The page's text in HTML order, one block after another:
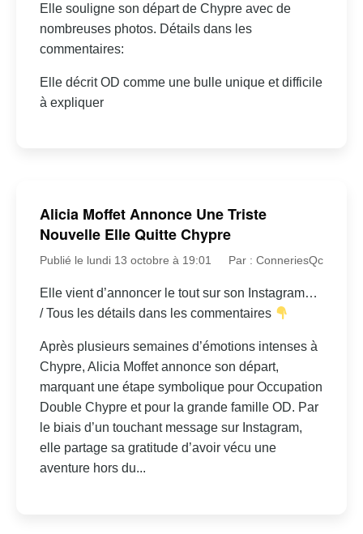
Elle souligne son départ de Chypre avec de
nombreuses photos. Détails dans les
commentaires:
Elle décrit OD comme une bulle unique et difficile
à expliquer
Alicia Moffet Annonce Une Triste
Nouvelle Elle Quitte Chypre
Publié le lundi 13 octobre à 19:01 Par : ConneriesQc
Elle vient d’annoncer le tout sur son Instagram…
/ Tous les détails dans les commentaires
Après plusieurs semaines d’émotions intenses à
Chypre, Alicia Moffet annonce son départ,
marquant une étape symbolique pour Occupation
Double Chypre et pour la grande famille OD. Par
le biais d’un touchant message sur Instagram,
elle partage sa gratitude d’avoir vécu une
aventure hors du...